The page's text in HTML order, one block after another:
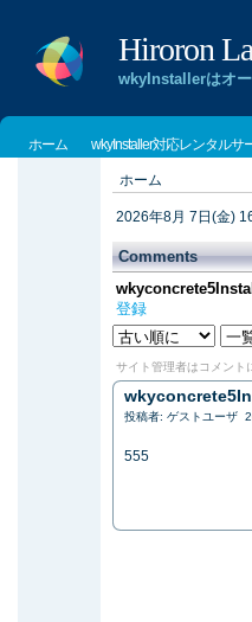
Hiroron
wkyInstallerはオー
ホーム wkyInstaller対応レンタルサ
ホーム
2026年8月 7日(金)
Comments
登録
サイト管理者はコメント
投稿者: ゲストユーザ
555